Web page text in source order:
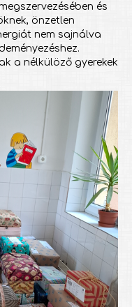
és
önzetlen
nem sajnálva
a nélkülöző gyerekek